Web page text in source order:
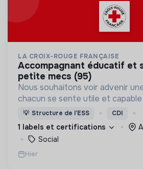
LA CROIX-ROUGE FRANÇAISE
accompagnant éducatif et social (h/f/x) -
petite mecs (95)
Nous souhaitons voir advenir
chacun se sente utile et capable
nous proposons des moyens et
d’engagement innovants et
💡 Structure de l’ESS CDI
1 labels et certifications
Social
Hier